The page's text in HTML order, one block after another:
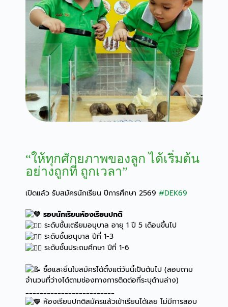
“ให้ทุกศักยภาพของลูก ได้เริ่มต้น
อย่างถูกที่ ถูกเวลา”
เปิดแล้ว รับสมัครนักเรียน ปีการศึกษา 2569 #DEK69
รอบนักเรียนห้องเรียนปกติ
ระดับชั้นเตรียมอนุบาล อายุ 1 ปี 5 เดือนขึ้นไป
ระดับชั้นอนุบาล ปีที่ 1-3
ระดับชั้นประถมศึกษา ปีที่ 1-6
ซื้อและยื่นใบสมัครได้ตั้งแต่วันนี้เป็นต้นไป (สอบถาม
จำนวนที่ว่างได้ตามช่องทางการติดต่อที่ระบุด้านล่าง)
_________________________
ห้องเรียนปกติสมัครแล้วเข้าเรียนได้เลย ไม่มีการสอบ